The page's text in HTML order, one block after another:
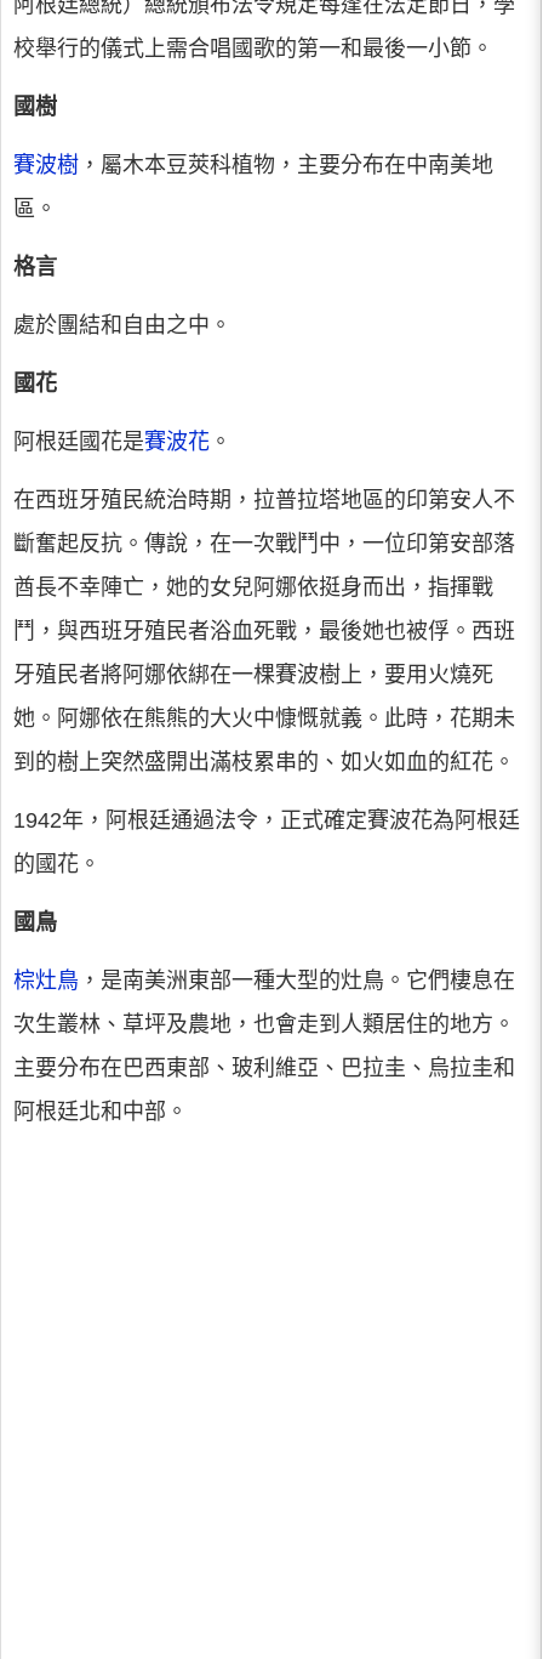
阿根廷總統）總統頒布法令規定每逢在法定節日，學
校舉行的儀式上需合唱國歌的第一和最後一小節。
國樹
賽波樹 ，屬木本豆莢科植物，主要分布在中南美地
區。
格言
處於團結和自由之中。
國花
阿根廷國花是賽波花 。
在西班牙殖民統治時期，拉普拉塔地區的印第安人不
斷奮起反抗。傳說，在一次戰鬥中，一位印第安部落
酋長不幸陣亡，她的女兒阿娜依挺身而出，指揮戰
鬥，與西班牙殖民者浴血死戰，最後她也被俘。西班
牙殖民者將阿娜依綁在一棵賽波樹上，要用火燒死
她。阿娜依在熊熊的大火中慷慨就義。此時，花期未
到的樹上突然盛開出滿枝累串的、如火如血的紅花。
1942年，阿根廷通過法令，正式確定賽波花為阿根廷
的國花。
國鳥
棕灶鳥 ，是南美洲東部一種大型的灶鳥。它們棲息在
次生叢林、草坪及農地，也會走到人類居住的地方。
主要分布在巴西東部、玻利維亞、巴拉圭、烏拉圭和
阿根廷北和中部。